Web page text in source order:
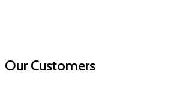
Our Customers